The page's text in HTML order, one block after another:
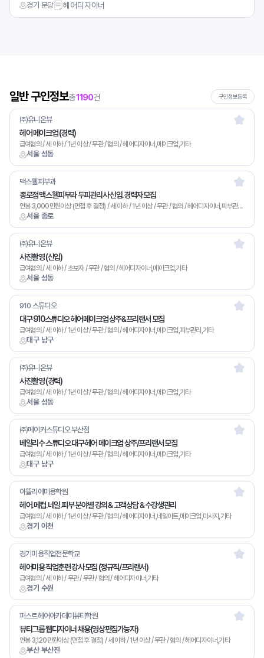
경기 분당 헤어디자이너
일반 구인정보총1190건 구인정보등록
서울 성동
㈜유니온뷰
헤어 메이크업 (경력)
급여협의 / 세 이하 / 1년 이상 / 무관 / 협의 / 헤어디자이너,메이크업,기타
서울 종로
맥스웰피부과
종로점 맥스웰피부과 두피관리사 신입.경력자 모집
연봉 3,000만원이상 (면접 후 결정) / 세 이하 / 1년 이상 / 무관 / 협의 / 헤어디자이너,피부관리,기타
서울 성동
㈜유니온뷰
사진촬영 (신입)
급여협의 / 세 이하 / 초보자 / 무관 / 협의 / 헤어디자이너,메이크업,기타
대구 남구
910 스튜디오
대구 910스튜디오 헤어메이크업 상주&프리랜서 모집
급여협의 / 세 이하 / 1년 이상 / 무관 / 협의 / 헤어디자이너,메이크업,피부관리,기타
서울 성동
㈜유니온뷰
사진촬영 (경력)
급여협의 / 세 이하 / 1년 이상 / 무관 / 협의 / 헤어디자이너,메이크업,기타
대구 남구
㈜메이커스튜디오 부산점
베일리수 스튜디오 대구 헤어 메이크업 상주/프리랜서 모집
급여협의 / 세 이하 / 1년 이상 / 무관 / 협의 / 헤어디자이너,메이크업,기타
경기 이천
아뜰리에미용학원
헤어.메컵.네일.피부 분야별 강의 & 고객상담 & 수강생관리
급여협의 / 세 이하 / 1년 이상 / 무관 / 협의 / 헤어디자이너,네일아트,메이크업,마사지,기타
경기 수원
경기미용직업전문학교
헤어미용 직업훈련 강사 모집 (정규직/프리랜서)
급여협의 / 세 이하 / 무관 / 무관 / 협의 / 헤어디자이너,기타
부산 부산진
퍼스트헤어아카데미뷰티학원
뷰티그룹 웹디자이너 채용(영상편집가능자)
연봉 3,120만원이상 (면접 후 결정) / 세 이하 / 1년 이상 / 무관 / 협의 / 헤어디자이너,기타